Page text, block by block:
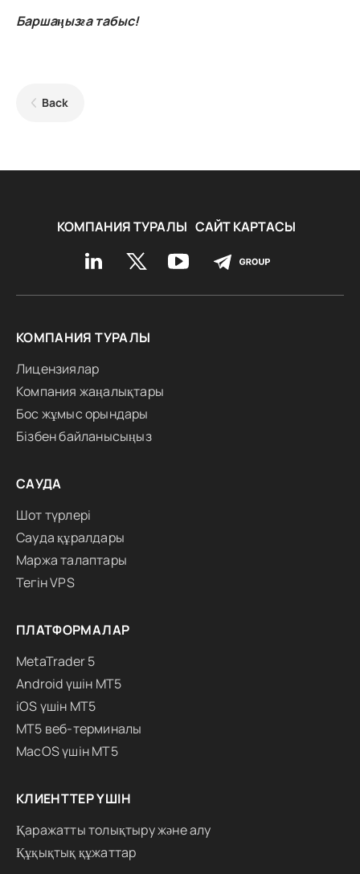
Баршаңызға табыс!
Back
КОМПАНИЯ ТУРАЛЫ САЙТ КАРТАСЫ
КОМПАНИЯ ТУРАЛЫ
Лицензиялар
Компания жаңалықтары
Бос жұмыс орындары
Бізбен байланысыңыз
САУДА
Шот түрлері
Сауда құралдары
Маржа талаптары
Тегін VPS
ПЛАТФОРМАЛАР
MetaTrader 5
Android үшін MT5
iOS үшін MT5
MT5 веб-терминалы
MacOS үшін MT5
КЛИЕНТТЕР ҮШІН
Қаражатты толықтыру және алу
Құқықтық құжаттар